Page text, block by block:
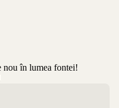
nou în lumea fontei!